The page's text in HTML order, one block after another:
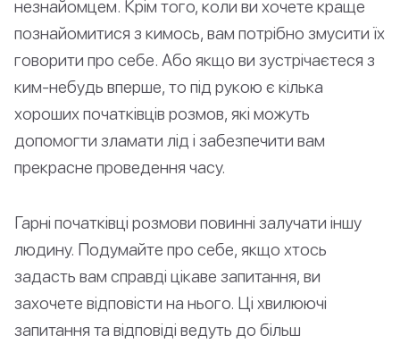
незнайомцем. Крім того, коли ви хочете краще
познайомитися з кимось, вам потрібно змусити їх
говорити про себе. Або якщо ви зустрічаєтеся з
ким-небудь вперше, то під рукою є кілька
хороших початківців розмов, які можуть
допомогти зламати лід і забезпечити вам
прекрасне проведення часу.
Гарні початківці розмови повинні залучати іншу
людину. Подумайте про себе, якщо хтось
задасть вам справді цікаве запитання, ви
захочете відповісти на нього. Ці хвилюючі
запитання та відповіді ведуть до більш